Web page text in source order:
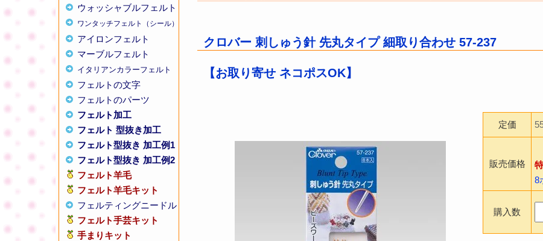
ウォッシャブルフェルト
ワンタッチフェルト（シール）
アイロンフェルト
マーブルフェルト
イタリアンカラーフェルト
フェルトの文字
フェルトのパーツ
フェルト加工
フェルト 型抜き加工
フェルト型抜き 加工例1
フェルト型抜き 加工例2
フェルト羊毛
フェルト羊毛キット
フェルティングニードル
フェルト手芸キット
手まりキット
クロバー 刺しゅう針 先丸タイプ 細取り合わせ 57-237
【お取り寄せ ネコポスOK】
定価
販売価格
8
購入数